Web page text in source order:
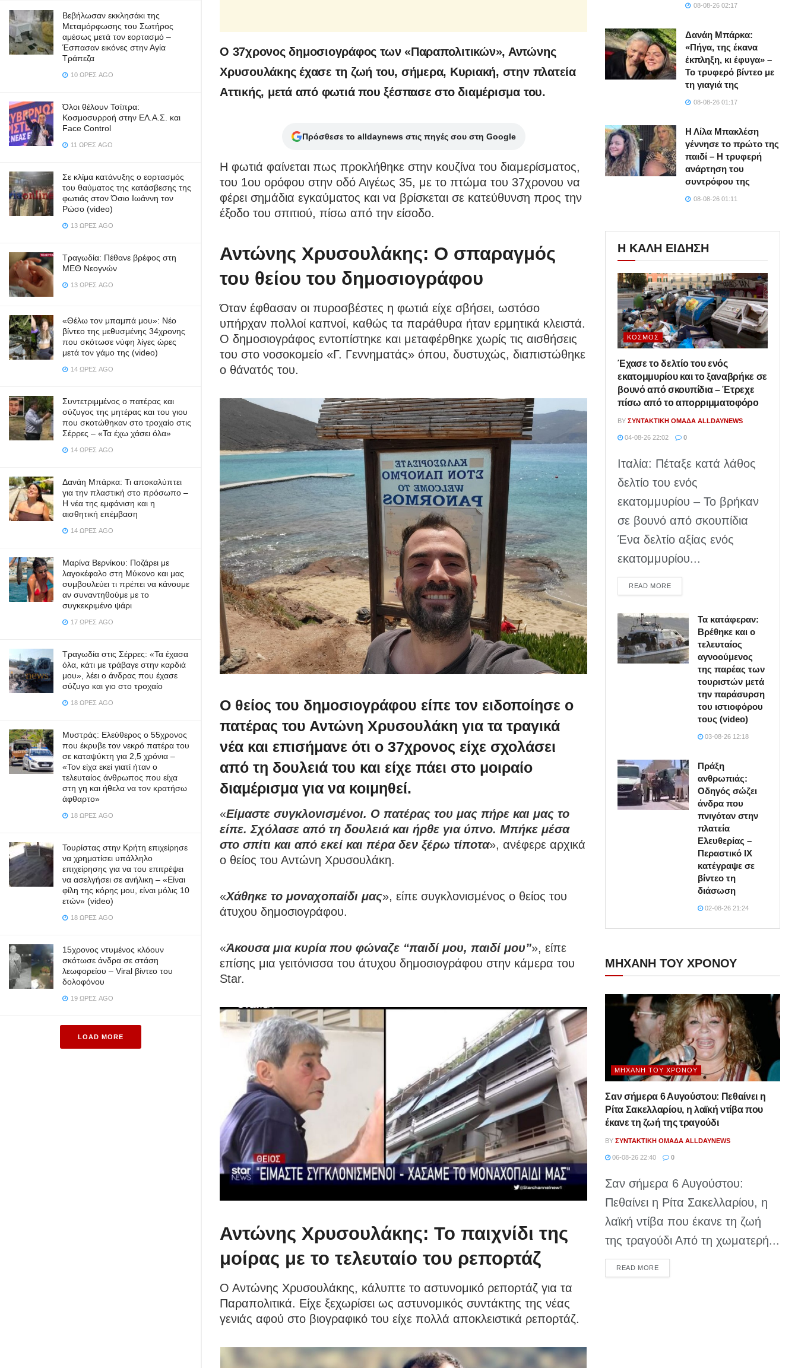
Βεβήλωσαν εκκλησάκι της
Μεταμόρφωσης του Σωτήρος
αμέσως μετά τον εορτασμό –
Έσπασαν εικόνες στην Αγία
Τράπεζα
10 ΏΡΕΣ AGO
Όλοι θέλουν Τσίπρα:
Κοσμοσυρροή στην ΕΛ.Α.Σ. και
Face Control
11 ΏΡΕΣ AGO
Σε κλίμα κατάνυξης ο εορτασμός
του θαύματος της κατάσβεσης της
φωτιάς στον Όσιο Ιωάννη τον
Ρώσο (video)
13 ΏΡΕΣ AGO
Τραγωδία: Πέθανε βρέφος στη
ΜΕΘ Νεογνών
13 ΏΡΕΣ AGO
«Θέλω τον μπαμπά μου»: Νέο
βίντεο της μεθυσμένης 34χρονης
που σκότωσε νύφη λίγες ώρες
μετά τον γάμο της (video)
14 ΏΡΕΣ AGO
Συντετριμμένος ο πατέρας και
σύζυγος της μητέρας και του γιου
που σκοτώθηκαν στο τροχαίο στις
Σέρρες – «Τα έχω χάσει όλα»
14 ΏΡΕΣ AGO
Δανάη Μπάρκα: Τι αποκαλύπτει
για την πλαστική στο πρόσωπο –
Η νέα της εμφάνιση και η
αισθητική επέμβαση
14 ΏΡΕΣ AGO
Μαρίνα Βερνίκου: Ποζάρει με
λαγοκέφαλο στη Μύκονο και μας
συμβουλεύει τι πρέπει να κάνουμε
αν συναντηθούμε με το
συγκεκριμένο ψάρι
17 ΏΡΕΣ AGO
Τραγωδία στις Σέρρες: «Τα έχασα
όλα, κάτι με τράβαγε στην καρδιά
μου», λέει ο άνδρας που έχασε
σύζυγο και γιο στο τροχαίο
18 ΏΡΕΣ AGO
Μυστράς: Ελεύθερος ο 55χρονος
που έκρυβε τον νεκρό πατέρα του
σε καταψύκτη για 2,5 χρόνια –
«Τον είχα εκεί γιατί ήταν ο
τελευταίος άνθρωπος που είχα
στη γη και ήθελα να τον κρατήσω
άφθαρτο»
18 ΏΡΕΣ AGO
Τουρίστας στην Κρήτη επιχείρησε
να χρηματίσει υπάλληλο
επιχείρησης για να του επιτρέψει
να ασελγήσει σε ανήλικη – «Είναι
φίλη της κόρης μου, είναι μόλις 10
ετών» (video)
18 ΏΡΕΣ AGO
15χρονος ντυμένος κλόουν
σκότωσε άνδρα σε στάση
λεωφορείου – Viral βίντεο του
δολοφόνου
19 ΏΡΕΣ AGO
LOAD MORE
Ο 37χρονος δημοσιογράφος των «Παραπολιτικών», Αντώνης
Χρυσουλάκης έχασε τη ζωή του, σήμερα, Κυριακή, στην πλατεία
Αττικής, μετά από φωτιά που ξέσπασε στο διαμέρισμα του.
Πρόσθεσε το alldaynews στις πηγές σου στη Google
Η φωτιά φαίνεται πως προκλήθηκε στην κουζίνα του διαμερίσματος,
του 1ου ορόφου στην οδό Αιγέως 35, με το πτώμα του 37χρονου να
φέρει σημάδια εγκαύματος και να βρίσκεται σε κατεύθυνση προς την
έξοδο του σπιτιού, πίσω από την είσοδο.
Αντώνης Χρυσουλάκης: Ο σπαραγμός
του θείου του δημοσιογράφου
Όταν έφθασαν οι πυροσβέστες η φωτιά είχε σβήσει, ωστόσο
υπήρχαν πολλοί καπνοί, καθώς τα παράθυρα ήταν ερμητικά κλειστά.
Ο δημοσιογράφος εντοπίστηκε και μεταφέρθηκε χωρίς τις αισθήσεις
του στο νοσοκομείο «Γ. Γεννηματάς» όπου, δυστυχώς, διαπιστώθηκε
ο θάνατός του.
Ο θείος του δημοσιογράφου είπε τον ειδοποίησε ο
πατέρας του Αντώνη Χρυσουλάκη για τα τραγικά
νέα και επισήμανε ότι ο 37χρονος είχε σχολάσει
από τη δουλειά του και είχε πάει στο μοιραίο
διαμέρισμα για να κοιμηθεί.
«Είμαστε συγκλονισμένοι. Ο πατέρας του μας πήρε και μας το
είπε. Σχόλασε από τη δουλειά και ήρθε για ύπνο. Μπήκε μέσα
στο σπίτι και από εκεί και πέρα δεν ξέρω τίποτα», ανέφερε αρχικά
ο θείος του Αντώνη Χρυσουλάκη.
«Χάθηκε το μοναχοπαίδι μας», είπε συγκλονισμένος ο θείος του
άτυχου δημοσιογράφου.
«Άκουσα μια κυρία που φώναζε “παιδί μου, παιδί μου”», είπε
επίσης μια γειτόνισσα του άτυχου δημοσιογράφου στην κάμερα του
Star.
Αντώνης Χρυσουλάκης: Το παιχνίδι της
μοίρας με το τελευταίο του ρεπορτάζ
Ο Αντώνης Χρυσουλάκης, κάλυπτε το αστυνομικό ρεπορτάζ για τα
Παραπολιτικά. Είχε ξεχωρίσει ως αστυνομικός συντάκτης της νέας
γενιάς αφού στο βιογραφικό του είχε πολλά αποκλειστικά ρεπορτάζ.
08-08-26 02:17
Δανάη Μπάρκα:
«Πήγα, της έκανα
έκπληξη, κι έφυγα» –
Το τρυφερό βίντεο με
τη γιαγιά της
08-08-26 01:17
Η Λίλα Μπακλέση
γέννησε το πρώτο της
παιδί – Η τρυφερή
ανάρτηση του
συντρόφου της
08-08-26 01:11
Η ΚΑΛΗ ΕΙΔΗΣΗ
ΚΌΣΜΟΣ
Έχασε το δελτίο του ενός
εκατομμυρίου και το ξαναβρήκε σε
βουνό από σκουπίδια – Έτρεχε
πίσω από το απορριμματοφόρο
BY ΣΥΝΤΑΚΤΙΚΉ ΟΜΆΔΑ ALLDAYNEWS
04-08-26 22:02 0
Ιταλία: Πέταξε κατά λάθος
δελτίο του ενός
εκατομμυρίου – Το βρήκαν
σε βουνό από σκουπίδια
Ένα δελτίο αξίας ενός
εκατομμυρίου...
READ MOREDETAILS
Τα κατάφεραν:
Βρέθηκε και ο
τελευταίος
αγνοούμενος
της παρέας των
τουριστών μετά
την παράσυρση
του ιστιοφόρου
τους (video)
03-08-26 12:18
Πράξη
ανθρωπιάς:
Οδηγός σώζει
άνδρα που
πνιγόταν στην
πλατεία
Ελευθερίας –
Περαστικό ΙΧ
κατέγραψε σε
βίντεο τη
διάσωση
02-08-26 21:24
ΜΗΧΑΝΗ ΤΟΥ ΧΡΟΝΟΥ
ΜΗΧΑΝΉ ΤΟΥ ΧΡΌΝΟΥ
Σαν σήμερα 6 Αυγούστου: Πεθαίνει η
Ρίτα Σακελλαρίου, η λαϊκή ντίβα που
έκανε τη ζωή της τραγούδι
BY ΣΥΝΤΑΚΤΙΚΉ ΟΜΆΔΑ ALLDAYNEWS
06-08-26 22:40 0
Σαν σήμερα 6 Αυγούστου:
Πεθαίνει η Ρίτα Σακελλαρίου, η
λαϊκή ντίβα που έκανε τη ζωή
της τραγούδι Από τη χωματερή...
READ MOREDETAILS